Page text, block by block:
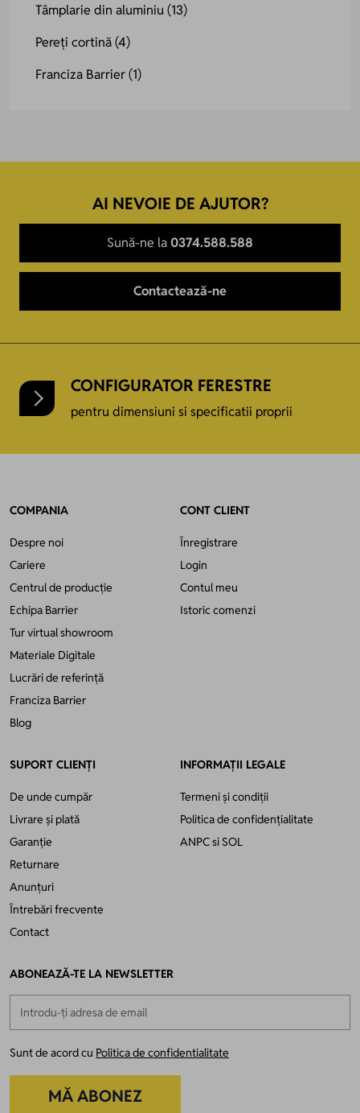
Tâmplarie din aluminiu(13)
Pereți cortină(4)
Franciza Barrier(1)
AI NEVOIE DE AJUTOR?
Sună-ne la 0374.588.588
Contactează-ne
CONFIGURATOR FERESTRE
pentru dimensiuni si specificatii proprii
COMPANIA
Despre noi
Cariere
Centrul de producție
Echipa Barrier
Tur virtual showroom
Materiale Digitale
Lucrări de referință
Franciza Barrier
Blog
CONT CLIENT
Înregistrare
Login
Contul meu
Istoric comenzi
SUPORT CLIENȚI
De unde cumpăr
Livrare și plată
Garanție
Returnare
Anunțuri
Întrebări frecvente
Contact
INFORMAȚII LEGALE
Termeni și condiții
Politica de confidențialitate
ANPCsi SOL
ABONEAZĂ-TE LA NEWSLETTER
Sunt de acord cu Politica de confidentialitate
MĂ ABONEZ